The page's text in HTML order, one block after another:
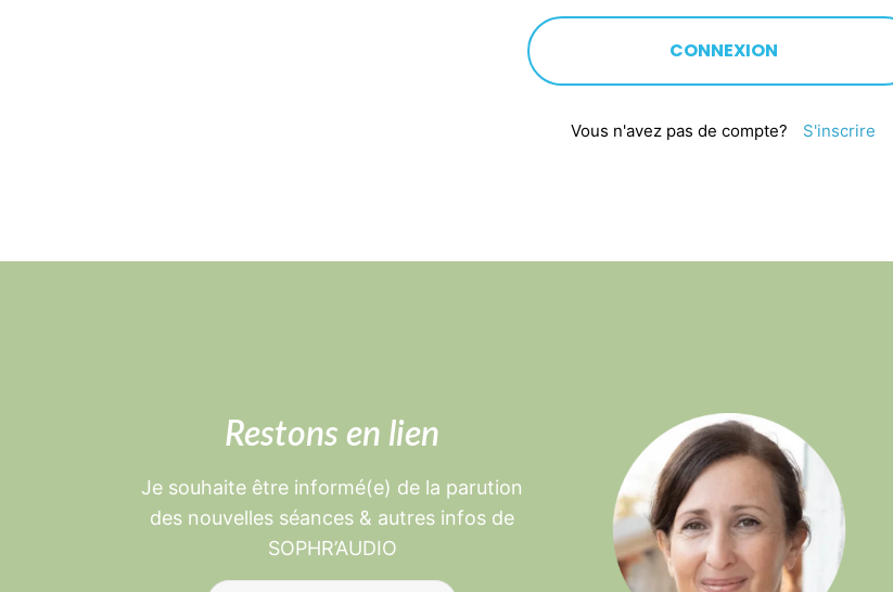
Vous n'avez pas de compte? S'inscrire
Restons en lien
Je souhaite être informé(e) de la parution
des nouvelles séances & autres infos de
SOPHR’AUDIO